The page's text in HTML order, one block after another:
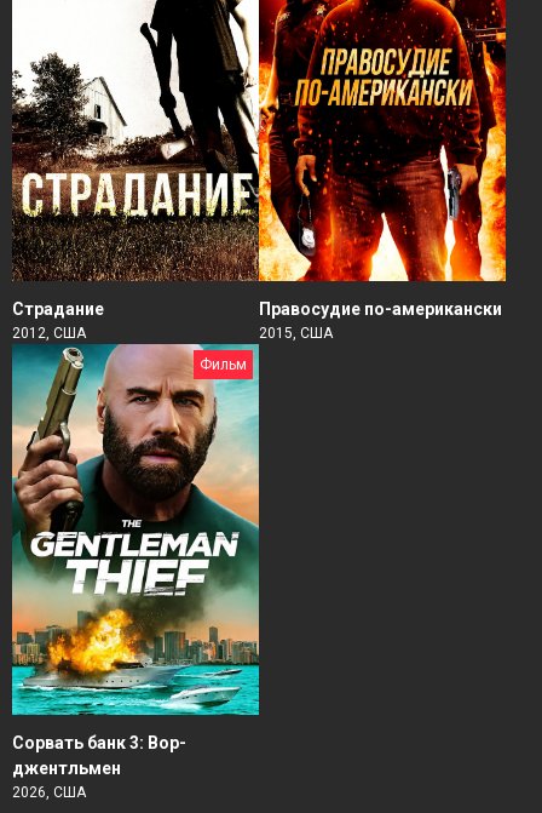
Страдание
2012, США
Правосудие по-американски
2015, США
Фильм
Сорвать банк 3: Вор-
джентльмен
2026, США